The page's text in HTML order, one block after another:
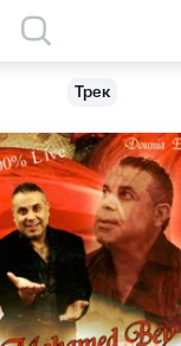
Трек